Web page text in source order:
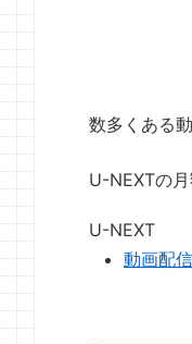
数多くある
U-NEXTの
U-NEXT
動画配